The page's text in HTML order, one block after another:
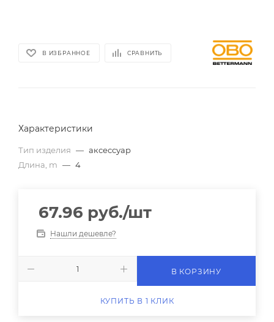
В ИЗБРАННОЕ СРАВНИТЬ
Характеристики
Тип изделия — аксессуар
Длина, m — 4
67.96 руб./шт
Нашли дешевле?
В КОРЗИНУ
КУПИТЬ В 1 КЛИК